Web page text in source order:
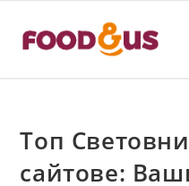
Топ
сайтове: